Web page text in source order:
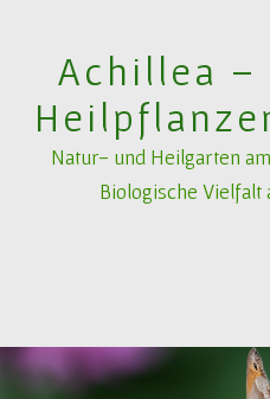
Achillea –
Natur- und Heilgarten
Biologische Vielfalt